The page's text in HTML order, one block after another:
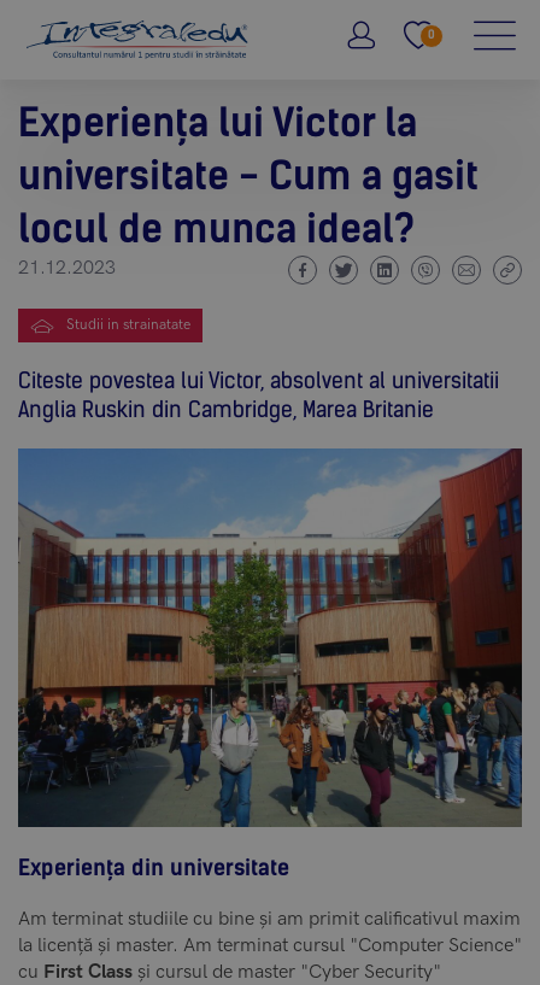
0
Experiența lui Victor la
universitate - Cum a gasit
locul de munca ideal?
21.12.2023
Studii in strainatate
Citeste povestea lui Victor, absolvent al universitatii
Anglia Ruskin din Cambridge, Marea Britanie
Experiența din universitate
Am terminat studiile cu bine și am primit calificativul maxim
la licență și master. Am terminat cursul "Computer Science"
cu First Class și cursul de master "Cyber Security"